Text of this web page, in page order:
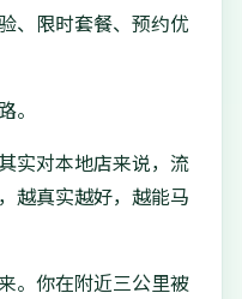
、限时套餐、预约优
。
实对本地店来说，流
越真实越好，越能马
。你在附近三公里被